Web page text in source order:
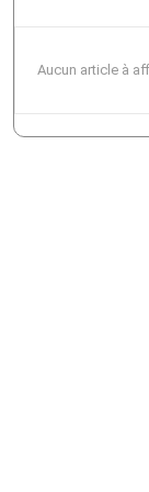
Aucun article à